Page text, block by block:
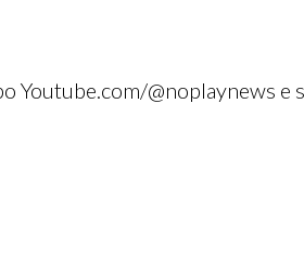
Youtube.com/@noplaynews e